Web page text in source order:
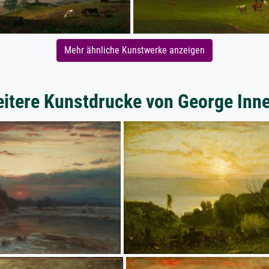
Mehr ähnliche Kunstwerke anzeigen
Kunstdrucke von George